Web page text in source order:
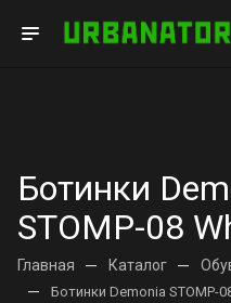
Ботинки
STOMP-08
Главная — Каталог —
— Ботинки Demonia STOMP-